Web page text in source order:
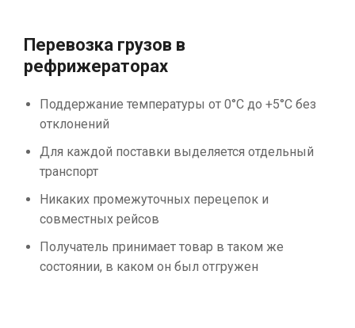
Перевозка грузов в
рефрижераторах
Поддержание температуры от 0°С до +5°С без
отклонений
Для каждой поставки выделяется отдельный
транспорт
Никаких промежуточных перецепок и
совместных рейсов
Получатель принимает товар в таком же
состоянии, в каком он был отгружен